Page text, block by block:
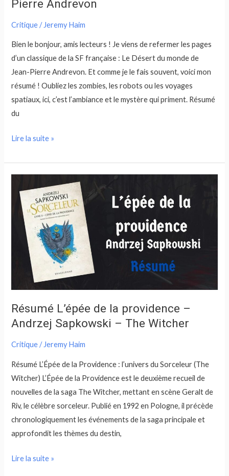
Pierre Andrevon
Critique/ Jeremy Haim
Bien le bonjour, amis lecteurs ! Je viens de refermer les pages
d’un classique de la SF française : Le Désert du monde de
Jean-Pierre Andrevon. Et comme je le fais souvent, voici mon
résumé ! Oubliez les zombies, les robots ou les voyages
spatiaux, ici, c’est l’ambiance et le mystère qui priment. Résumé
du
Lire la suite »
Résumé L’épée de la providence –
Andrzej Sapkowski – The Witcher
Critique/ Jeremy Haim
Résumé L’Épée de la Providence : l’univers du Sorceleur (The
Witcher) L’Épée de la Providence est le deuxième recueil de
nouvelles de la saga The Witcher, mettant en scène Geralt de
Riv, le célèbre sorceleur. Publié en 1992 en Pologne, il précède
chronologiquement les événements de la saga principale et
approfondit les thèmes du destin,
L’épée
providence
Andrzej
Sapkowski
–
The
Witcher
Lire la suite »